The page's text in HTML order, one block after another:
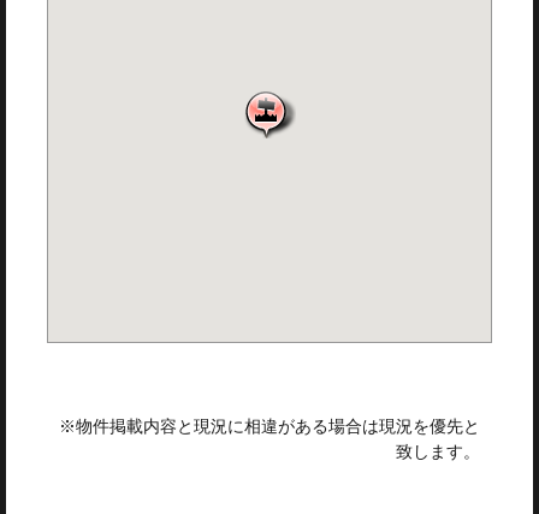
※物件掲載内容と現況に相違がある場合は現況を優先と
致します。